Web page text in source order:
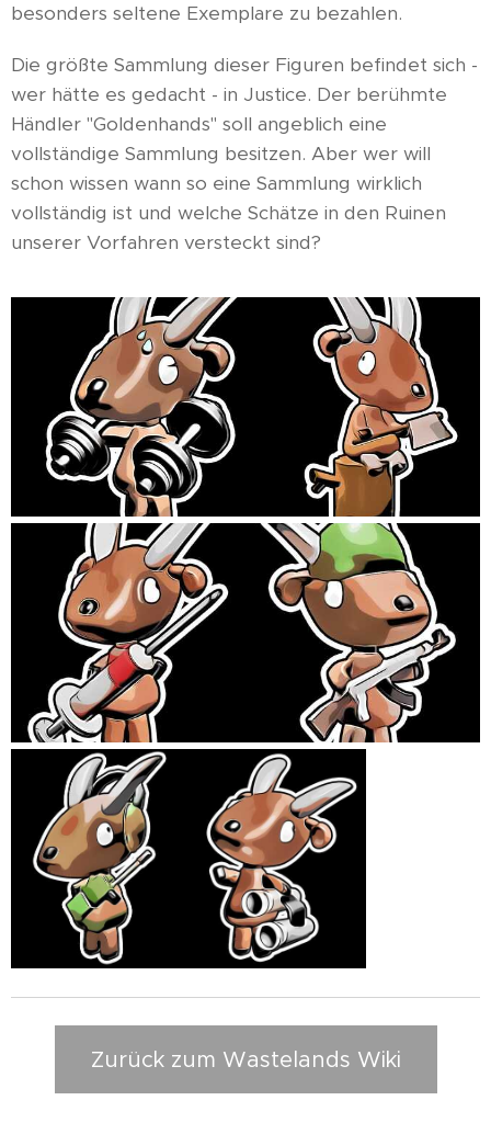
besonders seltene Exemplare zu bezahlen.
Die größte Sammlung dieser Figuren befindet sich -
wer hätte es gedacht - in Justice. Der berühmte
Händler "Goldenhands" soll angeblich eine
vollständige Sammlung besitzen. Aber wer will
schon wissen wann so eine Sammlung wirklich
vollständig ist und welche Schätze in den Ruinen
unserer Vorfahren versteckt sind?
Zurück zum Wastelands Wiki